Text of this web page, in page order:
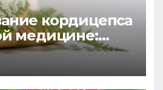
кордицепса
медицине:
средство
и